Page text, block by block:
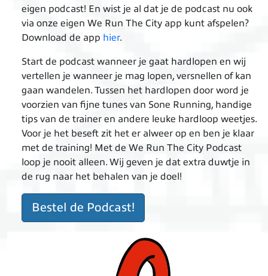
eigen podcast! En wist je al dat je de podcast nu ook
via onze eigen We Run The City app kunt afspelen?
Download de app hier.
Start de podcast wanneer je gaat hardlopen en wij
vertellen je wanneer je mag lopen, versnellen of kan
gaan wandelen. Tussen het hardlopen door word je
voorzien van fijne tunes van Sone Running, handige
tips van de trainer en andere leuke hardloop weetjes.
Voor je het beseft zit het er alweer op en ben je klaar
met de training! Met de We Run The City Podcast
loop je nooit alleen. Wij geven je dat extra duwtje in
de rug naar het behalen van je doel!
Bestel de Podcast!